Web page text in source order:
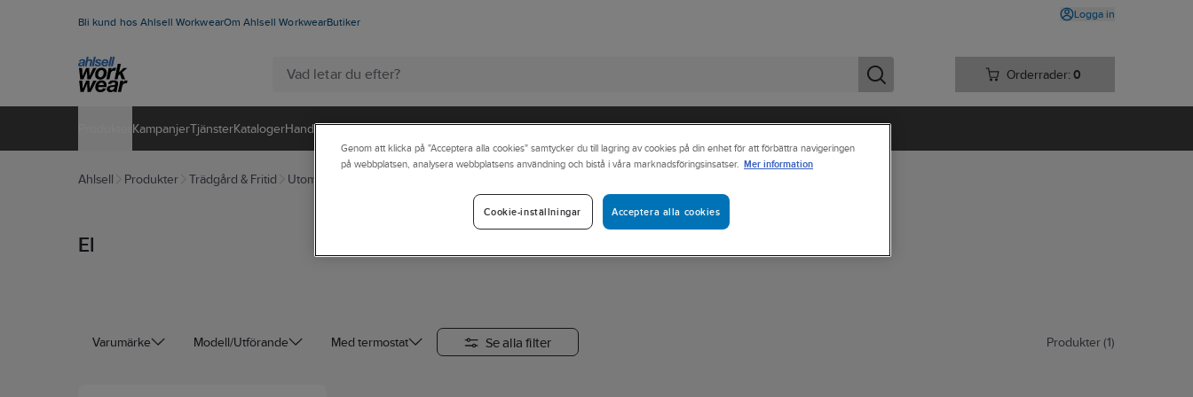
Bli kund hos Ahlsell WorkwearOm Ahlsell WorkwearButiker
Logga in
Orderrader: 0
KampanjerTjänsterKatalogerHandla hos oss
Ahlsell Produkter Trädgård & Fritid Utomhusmatlagning
El
Varumärke Modell/Utförande Med termostat Se alla filter Produkter (1)
Genom att klicka på "Acceptera alla cookies" samtycker du till lagring av cookies på din enhet för att förbättra navigeringen
på webbplatsen, analysera webbplatsens användning och bistå i våra marknadsföringsinsatser. Mer information
Acceptera alla cookies
Cookie-inställningar